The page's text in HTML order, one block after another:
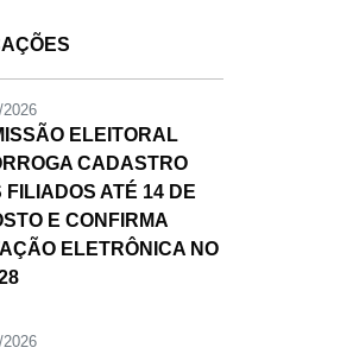
ELEITORAL
CADASTRO
FILIADOS ATÉ 14 DE
E CONFIRMA
ELETRÔNICA NO